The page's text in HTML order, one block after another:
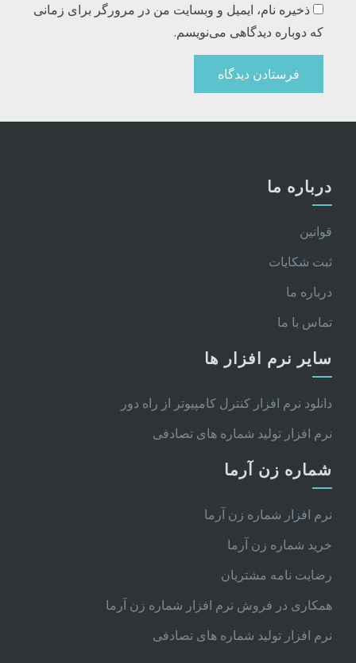
ذخیره نام، ایمیل و وبسایت من در مرورگر برای زمانی
که دوباره دیدگاهی می‌نویسم.
درباره ما
قوانین
ثبت شکایات
درباره ما
تماس با ما
سایر نرم افزار ها
دانلود نرم افزار کنترل کامپیوتر از راه دور
نرم افزار تولید شماره های تصادفی
شماره زن آرما
نرم افزار شماره زن آرما
خرید شماره زن آرما
رضایت نامه مشتریان
همکاری در فروش نرم افزار شماره زن آرما
نرم افزار تولید شماره های تصادفی